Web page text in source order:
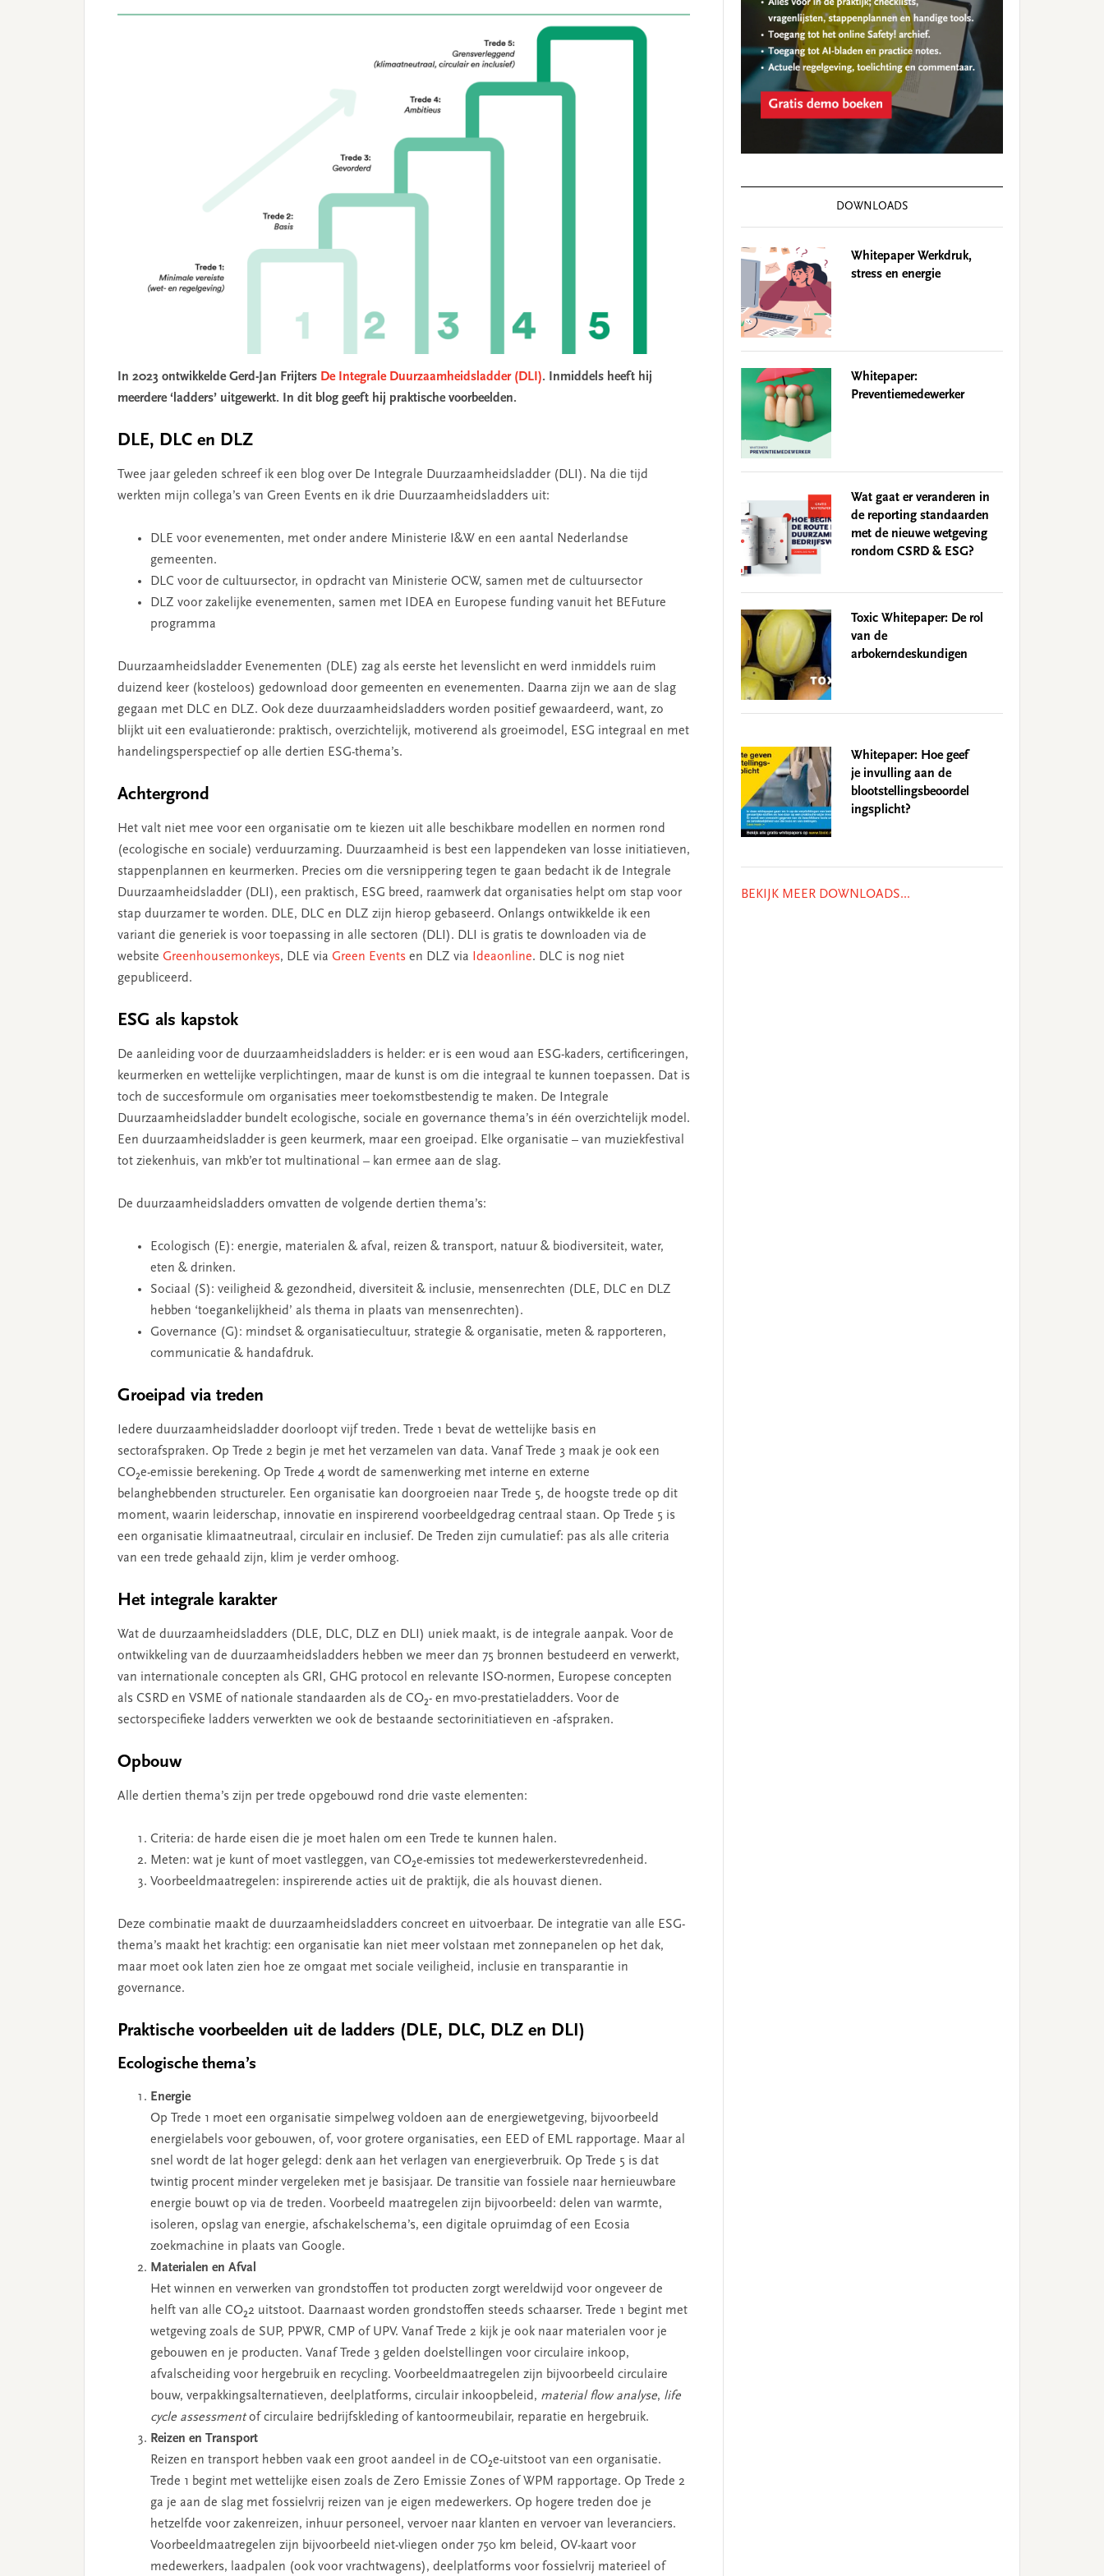
In 2023 ontwikkelde Gerd-Jan Frijters De Integrale Duurzaamheidsladder (DLI). Inmiddels heeft hij
meerdere ‘ladders’ uitgewerkt. In dit blog geeft hij praktische voorbeelden.
DLE, DLC en DLZ
Twee jaar geleden schreef ik een blog over De Integrale Duurzaamheidsladder (DLI). Na die tijd
werkten mijn collega’s van Green Events en ik drie Duurzaamheidsladders uit:
DLE voor evenementen, met onder andere Ministerie I&W en een aantal Nederlandse
gemeenten.
DLC voor de cultuursector, in opdracht van Ministerie OCW, samen met de cultuursector
DLZ voor zakelijke evenementen, samen met IDEA en Europese funding vanuit het BEFuture
programma
Duurzaamheidsladder Evenementen (DLE) zag als eerste het levenslicht en werd inmiddels ruim
duizend keer (kosteloos) gedownload door gemeenten en evenementen. Daarna zijn we aan de slag
gegaan met DLC en DLZ. Ook deze duurzaamheidsladders worden positief gewaardeerd, want, zo
blijkt uit een evaluatieronde: praktisch, overzichtelijk, motiverend als groeimodel, ESG integraal en met
handelingsperspectief op alle dertien ESG-thema’s.
Achtergrond
Het valt niet mee voor een organisatie om te kiezen uit alle beschikbare modellen en normen rond
(ecologische en sociale) verduurzaming. Duurzaamheid is best een lappendeken van losse initiatieven,
stappenplannen en keurmerken. Precies om die versnippering tegen te gaan bedacht ik de Integrale
Duurzaamheidsladder (DLI), een praktisch, ESG breed, raamwerk dat organisaties helpt om stap voor
stap duurzamer te worden. DLE, DLC en DLZ zijn hierop gebaseerd. Onlangs ontwikkelde ik een
variant die generiek is voor toepassing in alle sectoren (DLI). DLI is gratis te downloaden via de
website Greenhousemonkeys, DLE via Green Events en DLZ via Ideaonline. DLC is nog niet
gepubliceerd.
ESG als kapstok
De aanleiding voor de duurzaamheidsladders is helder: er is een woud aan ESG-kaders, certificeringen,
keurmerken en wettelijke verplichtingen, maar de kunst is om die integraal te kunnen toepassen. Dat is
toch de succesformule om organisaties meer toekomstbestendig te maken. De Integrale
Duurzaamheidsladder bundelt ecologische, sociale en governance thema’s in één overzichtelijk model.
Een duurzaamheidsladder is geen keurmerk, maar een groeipad. Elke organisatie – van muziekfestival
tot ziekenhuis, van mkb’er tot multinational – kan ermee aan de slag.
De duurzaamheidsladders omvatten de volgende dertien thema’s:
Ecologisch (E): energie, materialen & afval, reizen & transport, natuur & biodiversiteit, water,
eten & drinken.
Sociaal (S): veiligheid & gezondheid, diversiteit & inclusie, mensenrechten (DLE, DLC en DLZ
hebben ‘toegankelijkheid’ als thema in plaats van mensenrechten).
Governance (G): mindset & organisatiecultuur, strategie & organisatie, meten & rapporteren,
communicatie & handafdruk.
Groeipad via treden
Iedere duurzaamheidsladder doorloopt vijf treden. Trede 1 bevat de wettelijke basis en
sectorafspraken. Op Trede 2 begin je met het verzamelen van data. Vanaf Trede 3 maak je ook een
CO₂e-emissie berekening. Op Trede 4 wordt de samenwerking met interne en externe
belanghebbenden structureler. Een organisatie kan doorgroeien naar Trede 5, de hoogste trede op dit
moment, waarin leiderschap, innovatie en inspirerend voorbeeldgedrag centraal staan. Op Trede 5 is
een organisatie klimaatneutraal, circulair en inclusief. De Treden zijn cumulatief: pas als alle criteria
van een trede gehaald zijn, klim je verder omhoog.
Het integrale karakter
Wat de duurzaamheidsladders (DLE, DLC, DLZ en DLI) uniek maakt, is de integrale aanpak. Voor de
ontwikkeling van de duurzaamheidsladders hebben we meer dan 75 bronnen bestudeerd en verwerkt,
van internationale concepten als GRI, GHG protocol en relevante ISO-normen, Europese concepten
als CSRD en VSME of nationale standaarden als de CO₂- en mvo-prestatieladders. Voor de
sectorspecifieke ladders verwerkten we ook de bestaande sectorinitiatieven en -afspraken.
Opbouw
Alle dertien thema’s zijn per trede opgebouwd rond drie vaste elementen:
Criteria: de harde eisen die je moet halen om een Trede te kunnen halen.
Meten: wat je kunt of moet vastleggen, van CO₂e-emissies tot medewerkerstevredenheid.
Voorbeeldmaatregelen: inspirerende acties uit de praktijk, die als houvast dienen.
Deze combinatie maakt de duurzaamheidsladders concreet en uitvoerbaar. De integratie van alle ESG-
thema’s maakt het krachtig: een organisatie kan niet meer volstaan met zonnepanelen op het dak,
maar moet ook laten zien hoe ze omgaat met sociale veiligheid, inclusie en transparantie in
governance.
Praktische voorbeelden uit de ladders (DLE, DLC, DLZ en DLI)
Ecologische thema’s
Energie
Op Trede 1 moet een organisatie simpelweg voldoen aan de energiewetgeving, bijvoorbeeld
energielabels voor gebouwen, of, voor grotere organisaties, een EED of EML rapportage. Maar al
snel wordt de lat hoger gelegd: denk aan het verlagen van energieverbruik. Op Trede 5 is dat
twintig procent minder vergeleken met je basisjaar. De transitie van fossiele naar hernieuwbare
energie bouwt op via de treden. Voorbeeld maatregelen zijn bijvoorbeeld: delen van warmte,
isoleren, opslag van energie, afschakelschema’s, een digitale opruimdag of een Ecosia
zoekmachine in plaats van Google.
Materialen en Afval
Het winnen en verwerken van grondstoffen tot producten zorgt wereldwijd voor ongeveer de
helft van alle CO₂2 uitstoot. Daarnaast worden grondstoffen steeds schaarser. Trede 1 begint met
wetgeving zoals de SUP, PPWR, CMP of UPV. Vanaf Trede 2 kijk je ook naar materialen voor je
gebouwen en je producten. Vanaf Trede 3 gelden doelstellingen voor circulaire inkoop,
afvalscheiding voor hergebruik en recycling. Voorbeeldmaatregelen zijn bijvoorbeeld circulaire
bouw, verpakkingsalternatieven, deelplatforms, circulair inkoopbeleid, material flow analyse, life
cycle assessmentof circulaire bedrijfskleding of kantoormeubilair, reparatie en hergebruik.
Reizen en Transport
Reizen en transport hebben vaak een groot aandeel in de CO₂e-uitstoot van een organisatie.
Trede 1 begint met wettelijke eisen zoals de Zero Emissie Zones of WPM rapportage. Op Trede 2
ga je aan de slag met fossielvrij reizen van je eigen medewerkers. Op hogere treden doe je
hetzelfde voor zakenreizen, inhuur personeel, vervoer naar klanten en vervoer van leveranciers.
Voorbeeldmaatregelen zijn bijvoorbeeld niet-vliegen onder 750 km beleid, OV-kaart voor
medewerkers, laadpalen (ook voor vrachtwagens), deelplatforms voor fossielvrij materieel of
DOWNLOADS
Whitepaper Werkdruk,
stress en energie
Whitepaper:
Preventiemedewerker
Wat gaat er veranderen in
de reporting standaarden
met de nieuwe wetgeving
rondom CSRD & ESG?
Toxic Whitepaper: De rol
van de
arbokerndeskundigen
Whitepaper: Hoe geef
je invulling aan de
blootstellingsbeoordel
ingsplicht?
BEKIJK MEER DOWNLOADS...